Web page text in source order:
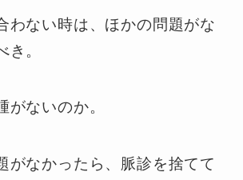
わない時は、ほかの問題がな
き。
がないのか。
がなかったら、脈診を捨てて